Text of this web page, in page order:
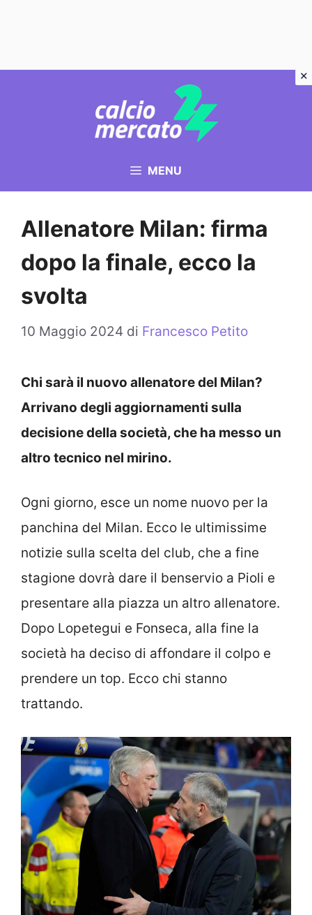
MENU
Allenatore Milan: firma
dopo la finale, ecco la
svolta
10 Maggio 2024 di Francesco Petito
Chi sarà il nuovo allenatore del Milan?
Arrivano degli aggiornamenti sulla
decisione della società, che ha messo un
altro tecnico nel mirino.
Ogni giorno, esce un nome nuovo per la
panchina del Milan. Ecco le ultimissime
notizie sulla scelta del club, che a fine
stagione dovrà dare il benservio a Pioli e
presentare alla piazza un altro allenatore.
Dopo Lopetegui e Fonseca, alla fine la
società ha deciso di affondare il colpo e
prendere un top. Ecco chi stanno
trattando.